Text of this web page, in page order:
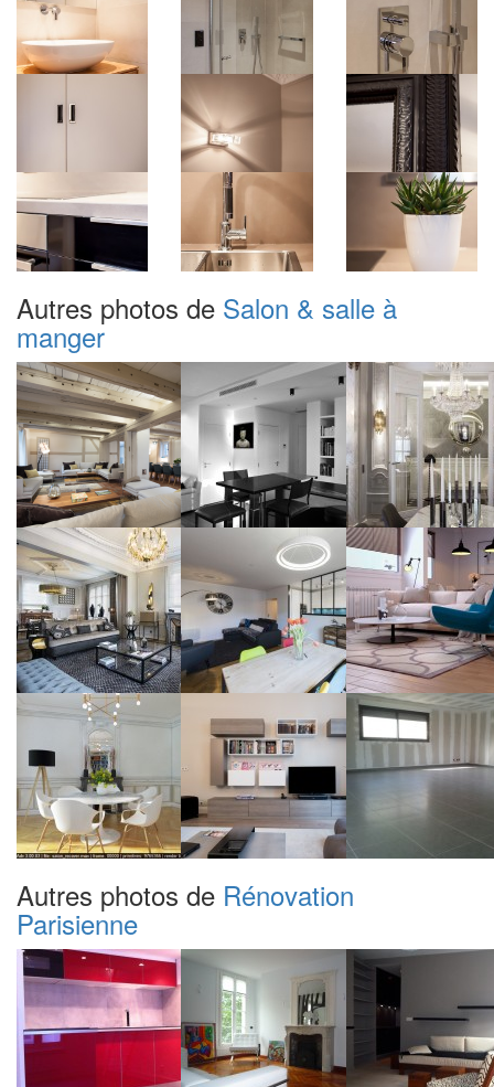
Autres photos de Salon & salle à
manger
Autres photos de Rénovation
Parisienne